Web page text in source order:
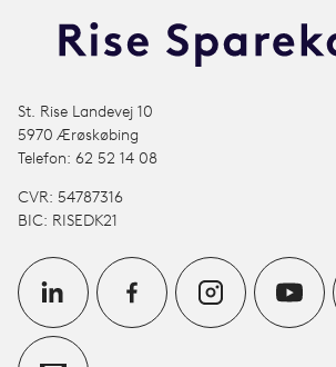
St. Rise Landevej 10
5970 Ærøskøbing
Telefon: 62 52 14 08
CVR: 54787316
BIC: RISEDK21